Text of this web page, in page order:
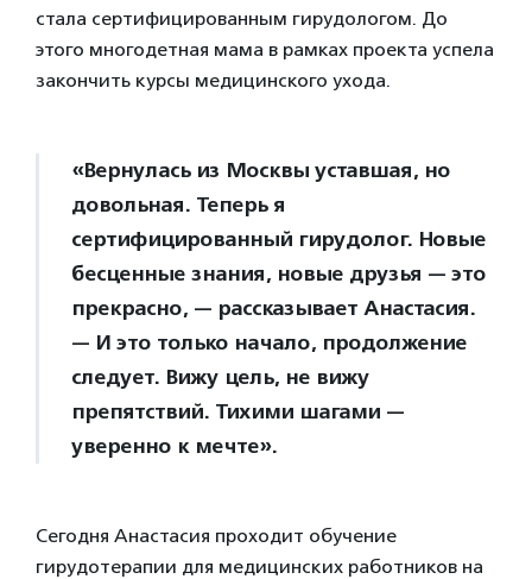
стала сертифицированным гирудологом. До
этого многодетная мама в рамках проекта успела
закончить курсы медицинского ухода.
«Вернулась из Москвы уставшая, но
довольная. Теперь я
сертифицированный гирудолог. Новые
бесценные знания, новые друзья — это
прекрасно, — рассказывает Анастасия.
— И это только начало, продолжение
следует. Вижу цель, не вижу
препятствий. Тихими шагами —
уверенно к мечте».
Сегодня Анастасия проходит обучение
гирудотерапии для медицинских работников на